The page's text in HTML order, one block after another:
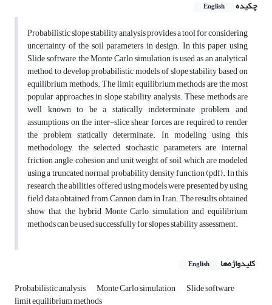
چکیده
English
Probabilistic slope stability analysis provides a tool for considering
uncertainty of the soil parameters in design. In this paper, using
Slide software, the Monte Carlo simulation is used as an analytical
method to develop probabilistic models of slope stability based on
equilibrium methods. The limit equilibrium methods are the most
popular approaches in slope stability analysis. These methods are
well known to be a statically indeterminate problem, and
assumptions on the inter-slice shear forces are required to render
the problem statically determinate. In modeling using this
methodology, the selected stochastic parameters are internal
friction angle, cohesion and unit weight of soil, which are modeled
using a truncated normal probability density function (pdf). In this
research, the abilities offered using models were presented by using
field data obtained from Cannon dam in Iran. The results obtained
show that the hybrid Monte Carlo simulation and equilibrium
methods can be used successfully for slopes stability assessment.
کلیدواژه‌ها English
Probabilistic analysis Monte Carlo simulation Slide software
limit equilibrium methods